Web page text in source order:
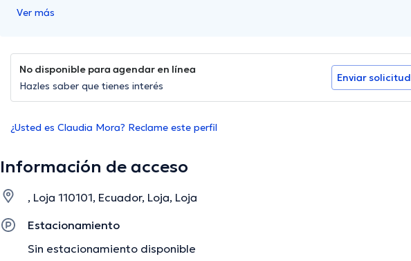
Ver más
No disponible para agendar en línea
Hazles saber que tienes interés
Enviar solicitud
¿Usted es Claudia Mora? Reclame este perfil
Información de acceso
, Loja 110101, Ecuador, Loja, Loja
Estacionamiento
Sin estacionamiento disponible